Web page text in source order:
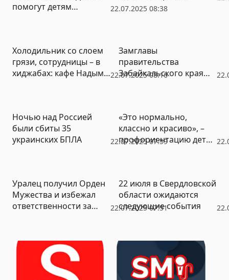
22.07.2025 08:38
помогут детям
22.07.2025 08:16
Холодильник со слоем
грязи, сотрудницы – в
хиджабах: кафе Надыма
Замглавы
правительства
Забайкальского края
22.07.2025 07:59
Ночью над Россией
были сбиты 35
украинских БПЛА
«Это нормально,
классно и красиво», –
профориентацию детей
22.07.2025 07:51
Уралец получил Орден
Мужества и избежал
ответственности за
22 июля в Свердловской
области ожидаются
следующие события